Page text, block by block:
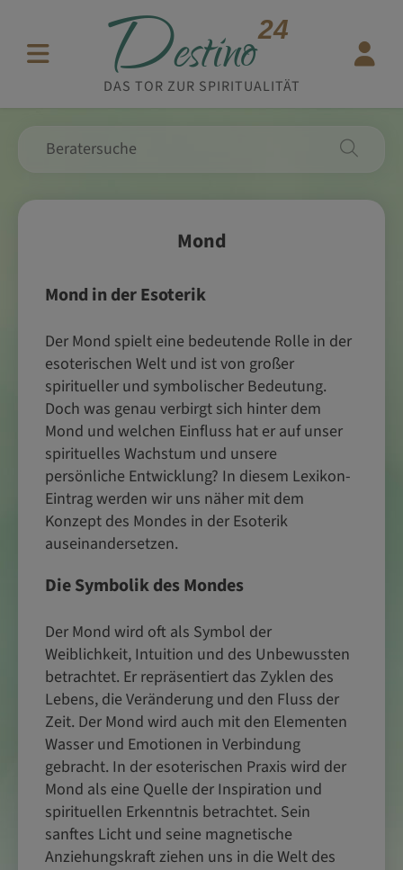
Destino24
DAS TOR ZUR SPIRITUALITÄT
Mond
Mond in der Esoterik
Der Mond spielt eine bedeutende Rolle in der
esoterischen Welt und ist von großer
spiritueller und symbolischer Bedeutung.
Doch was genau verbirgt sich hinter dem
Mond und welchen Einfluss hat er auf unser
spirituelles Wachstum und unsere
persönliche Entwicklung? In diesem Lexikon-
Eintrag werden wir uns näher mit dem
Konzept des Mondes in der Esoterik
auseinandersetzen.
Die Symbolik des Mondes
Der Mond wird oft als Symbol der
Weiblichkeit, Intuition und des Unbewussten
betrachtet. Er repräsentiert das Zyklen des
Lebens, die Veränderung und den Fluss der
Zeit. Der Mond wird auch mit den Elementen
Wasser und Emotionen in Verbindung
gebracht. In der esoterischen Praxis wird der
Mond als eine Quelle der Inspiration und
spirituellen Erkenntnis betrachtet. Sein
sanftes Licht und seine magnetische
Anziehungskraft ziehen uns in die Welt des